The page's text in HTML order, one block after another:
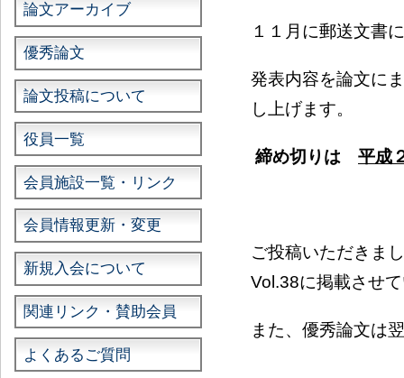
１１月に郵送文書
発表内容を論文に
し上げます。
締め切りは 平成
ご投稿いただきま
Vol.38に掲載させ
また、優秀論文は
論文アーカイブ
優秀論文
論文投稿について
役員一覧
会員施設一覧・リンク
会員情報更新・変更
新規入会について
関連リンク・賛助会員
よくあるご質問